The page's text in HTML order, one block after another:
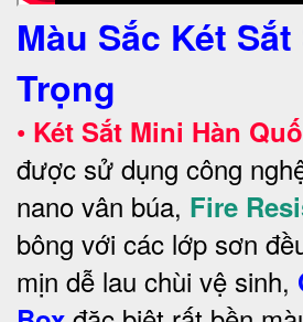
Màu Sắc Két
Trọng
• Két Sắt Mini Hàn
được sử dụng công
nano vân búa, Fire
bông với các lớp sơn
mịn dễ lau chùi vệ sinh,